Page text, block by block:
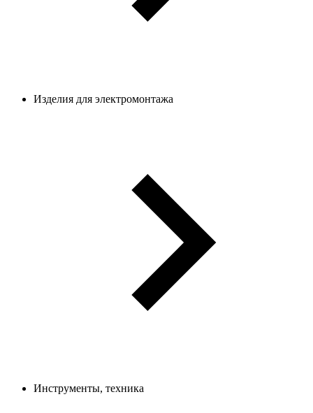
Изделия для электромонтажа
Инструменты, техника